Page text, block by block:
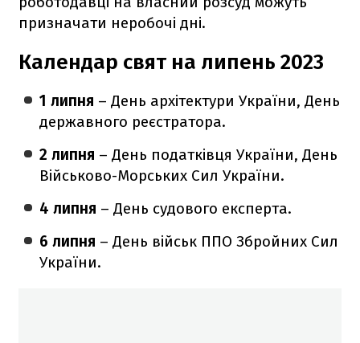
призначати неробочі дні.
Календар свят на липень 2023
1 липня – День архітектури України, День
державного реєстратора.
2 липня – День податківця України, День
Військово-Морських Сил України.
4 липня – День судового експерта.
6 липня – День військ ППО Збройних Сил
України.